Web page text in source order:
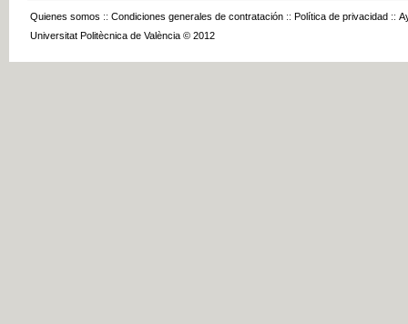
Quienes somos :: Condiciones generales de contratación :: Política de privacidad ::
Universitat Politècnica de València © 2012